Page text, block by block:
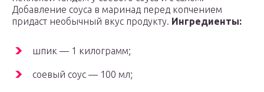
Добавление соуса в маринад перед копчением
придаст необычный вкус продукту. Ингредиенты:
шпик — 1 килограмм;
соевый соус — 100 мл;